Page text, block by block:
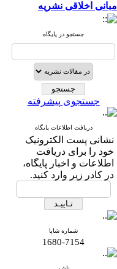
مبانی اخلاقی نشریه
جستجو در پایگاه
جستجوی پیشرفته
دریافت اطلاعات پایگاه
نشانی پست الکترونیک
خود را برای دریافت
اطلاعات و اخبار پایگاه،
در کادر زیر وارد کنید.
شماره شاپا
1680-7154